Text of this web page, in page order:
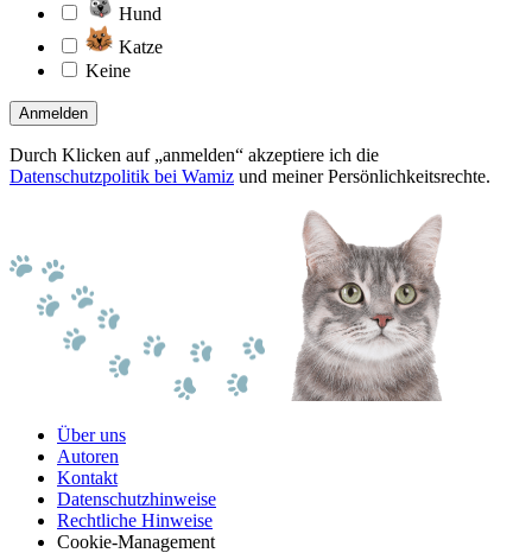
Hund
Katze
Keine
Anmelden
Durch Klicken auf „anmelden“ akzeptiere ich die
Datenschutzpolitik bei Wamiz und meiner Persönlichkeitsrechte.
Über uns
Autoren
Kontakt
Datenschutzhinweise
Rechtliche Hinweise
Cookie-Management